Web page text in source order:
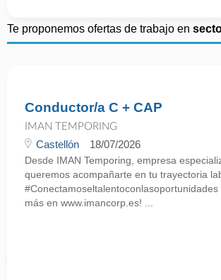
Te proponemos ofertas de trabajo en
Conductor/a C + CAP
IMAN TEMPORING
Castellón 18/07/2026
Desde IMAN Temporing, empresa
queremos acompañarte en tu trayectoria
#Conectamoseltalentoconlasoportunidades
más en www.imancorp.es! ...